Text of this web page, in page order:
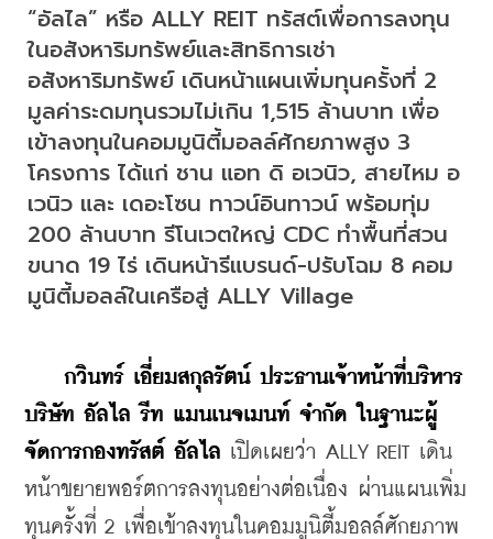
“อัลไล” หรือ ALLY REIT ทรัสต์เพื่อการลงทุน
ในอสังหาริมทรัพย์และสิทธิการเช่า
อสังหาริมทรัพย์ เดินหน้าแผนเพิ่มทุนครั้งที่ 2
มูลค่าระดมทุนรวมไม่เกิน 1,515 ล้านบาท เพื่อ
เข้าลงทุนในคอมมูนิตี้มอลล์ศักยภาพสูง 3
โครงการ ได้แก่ ชาน แอท ดิ อเวนิว, สายไหม อ
เวนิว และ เดอะโซน ทาวน์อินทาวน์ พร้อมทุ่ม
200 ล้านบาท รีโนเวตใหญ่ CDC ทำพื้นที่สวน
ขนาด 19 ไร่ เดินหน้ารีแบรนด์-ปรับโฉม 8 คอม
มูนิตี้มอลล์ในเครือสู่ ALLY Village
กวินทร์ เอี่ยมสกุลรัตน์ ประธานเจ้าหน้าที่บริหาร
บริษัท อัลไล รีท แมนเนจเมนท์ จำกัด ในฐานะผู้
จัดการกองทรัสต์ อัลไล เปิดเผยว่า ALLY REIT เดิน
หน้าขยายพอร์ตการลงทุนอย่างต่อเนื่อง ผ่านแผนเพิ่ม
ทุนครั้งที่ 2 เพื่อเข้าลงทุนในคอมมูนิตี้มอลล์ศักยภาพ